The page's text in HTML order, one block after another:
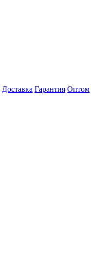
Доставка Гарантия Оптом